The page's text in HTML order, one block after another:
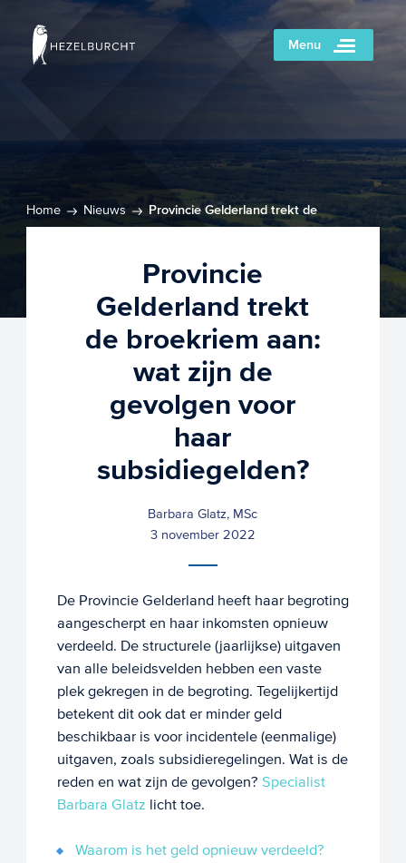
Menu
Home Nieuws
Provincie Gelderland trekt de
Provincie
Gelderland trekt
de broekriem aan:
wat zijn de
gevolgen voor
haar
subsidiegelden?
Barbara Glatz, MSc
3 november 2022
De Provincie Gelderland heeft haar begroting
aangescherpt en haar inkomsten opnieuw
verdeeld. De structurele (jaarlijkse) uitgaven
van alle beleidsvelden hebben een vaste
plek gekregen in de begroting. Tegelijkertijd
betekent dit ook dat er minder geld
beschikbaar is voor incidentele (eenmalige)
uitgaven, zoals subsidieregelingen. Wat is de
reden en wat zijn de gevolgen? Specialist
Barbara Glatz licht toe.
Waarom is het geld opnieuw verdeeld?